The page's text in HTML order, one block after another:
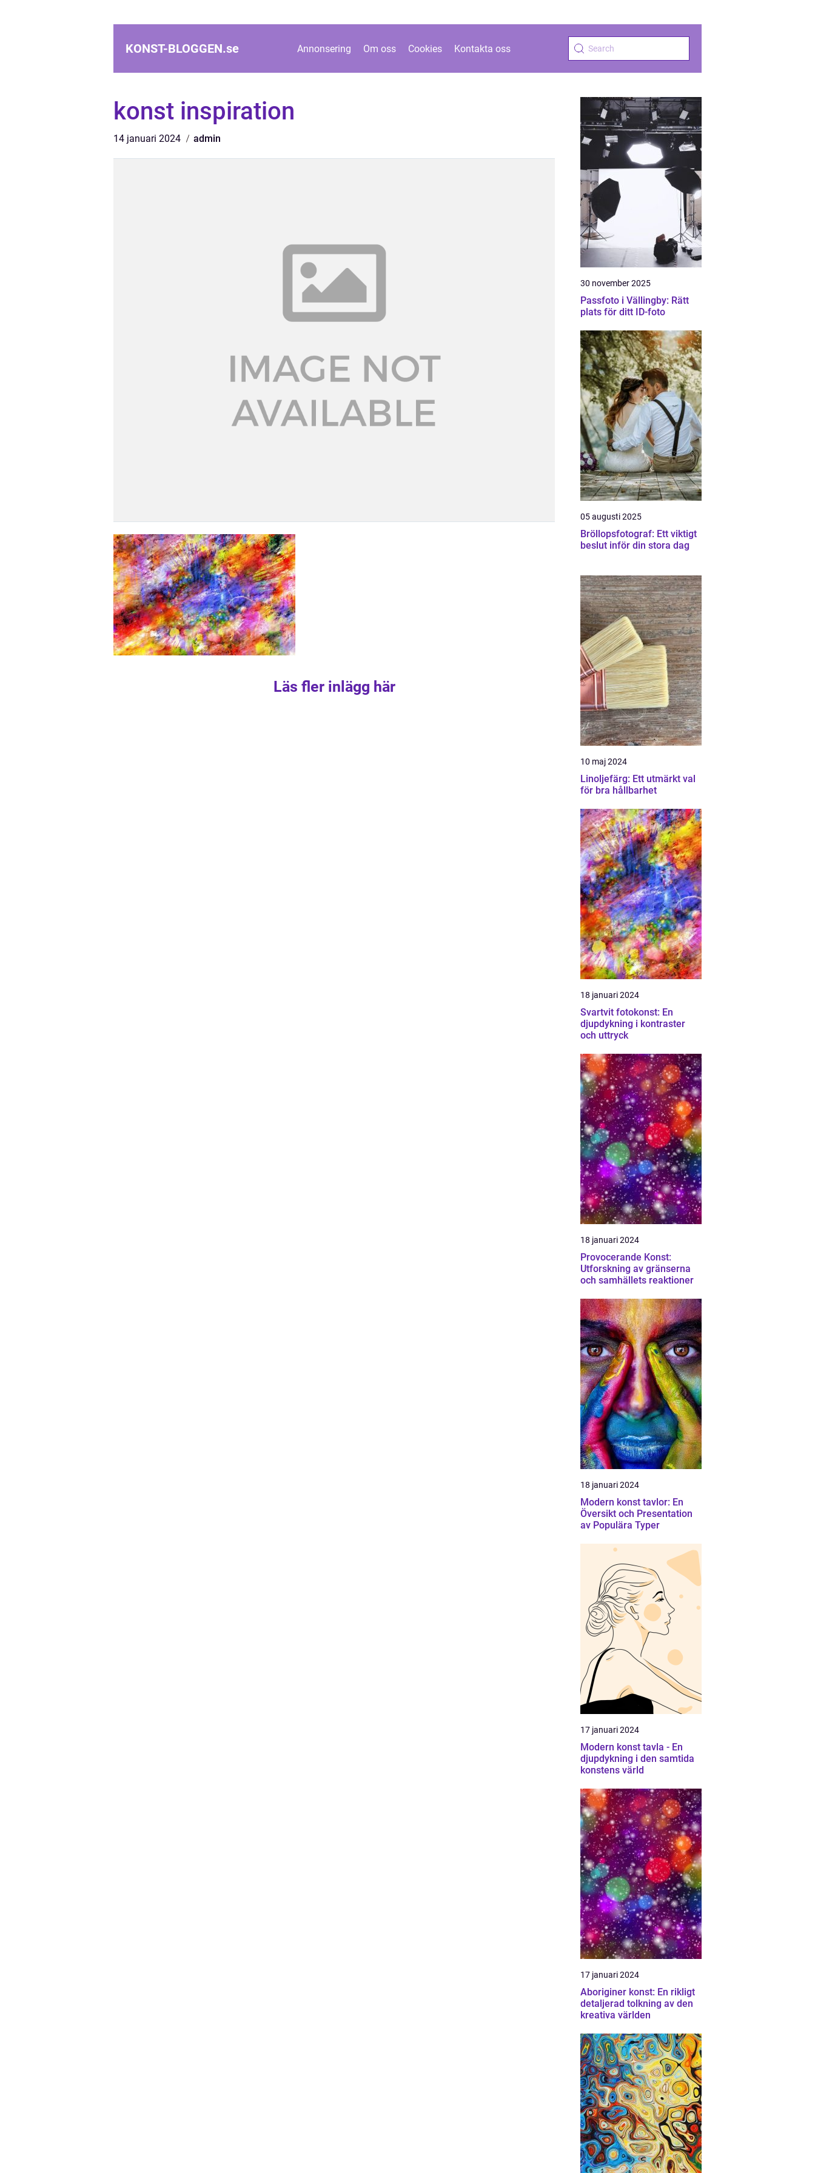
KONST-BLOGGEN.se Annonsering Om oss Cookies Kontakta oss
konst inspiration
14 januari 2024 admin
Läs fler inlägg här
30 november 2025
Passfoto i Vällingby: Rätt
plats för ditt ID-foto
05 augusti 2025
Bröllopsfotograf: Ett viktigt
beslut inför din stora dag
10 maj 2024
Linoljefärg: Ett utmärkt val
för bra hållbarhet
18 januari 2024
Svartvit fotokonst: En
djupdykning i kontraster
och uttryck
18 januari 2024
Provocerande Konst:
Utforskning av gränserna
och samhällets reaktioner
18 januari 2024
Modern konst tavlor: En
Översikt och Presentation
av Populära Typer
17 januari 2024
Modern konst tavla - En
djupdykning i den samtida
konstens värld
17 januari 2024
Aboriginer konst: En rikligt
detaljerad tolkning av den
kreativa världen